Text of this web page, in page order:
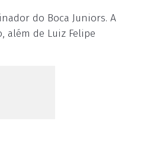
do Boca Juniors. A
além de Luiz Felipe